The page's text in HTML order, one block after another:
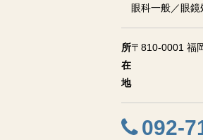
眼科一般／眼
所
在
地
〒810-0001 福
092-